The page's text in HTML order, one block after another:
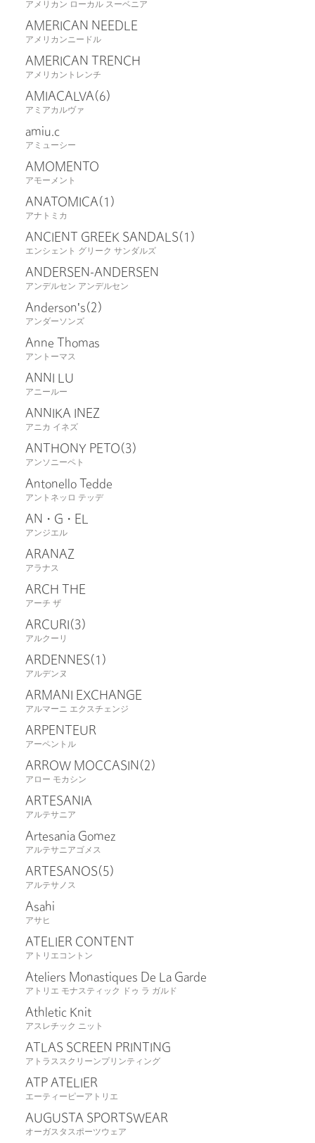
アメリカン ローカル スーベニア
AMERICAN NEEDLE
アメリカンニードル
AMERICAN TRENCH
アメリカントレンチ
AMIACALVA(6)
アミアカルヴァ
amiu.c
アミューシー
AMOMENTO
アモーメント
ANATOMICA(1)
アナトミカ
ANCIENT GREEK SANDALS(1)
エンシェント グリーク サンダルズ
ANDERSEN-ANDERSEN
アンデルセン アンデルセン
Anderson's(2)
アンダーソンズ
Anne Thomas
アントーマス
ANNI LU
アニールー
ANNIKA INEZ
アニカ イネズ
ANTHONY PETO(3)
アンソニーペト
Antonello Tedde
アントネッロ テッデ
AN・G・EL
アンジエル
ARANAZ
アラナス
ARCH THE
アーチ ザ
ARCURI (3)
アルクーリ
ARDENNES(1)
アルデンヌ
ARMANI EXCHANGE
アルマーニ エクスチェンジ
ARPENTEUR
アーペントル
ARROW MOCCASIN (2)
アロー モカシン
ARTESANIA
アルテサニア
Artesania Gomez
アルテサニアゴメス
ARTESANOS(5)
アルテサノス
Asahi
アサヒ
ATELIER CONTENT
アトリエコントン
Ateliers Monastiques De La Garde
アトリエ モナスティック ドゥ ラ ガルド
Athletic Knit
アスレチック ニット
ATLAS SCREEN PRINTING
アトラススクリーンプリンティング
ATP ATELIER
エーティーピーアトリエ
AUGUSTA SPORTSWEAR
オーガスタスポーツウェア